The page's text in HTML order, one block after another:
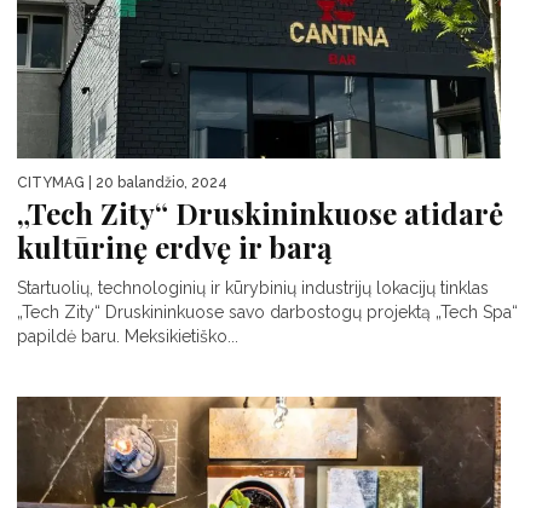
CITYMAG | 20 balandžio, 2024
„Tech Zity“ Druskininkuose atidarė
kultūrinę erdvę ir barą
Startuolių, technologinių ir kūrybinių industrijų lokacijų tinklas
„Tech Zity“ Druskininkuose savo darbostogų projektą „Tech Spa“
papildė baru. Meksikietiško...